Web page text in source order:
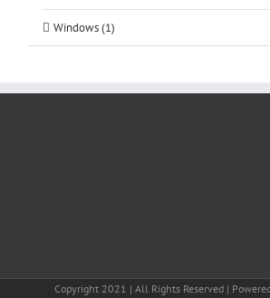
Windows (1)
Copyright 2021 | All Rights Reserved |